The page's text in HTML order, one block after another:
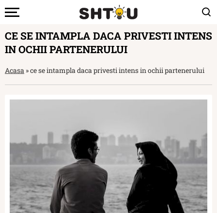
CE SE INTAMPLA DACA PRIVESTI INTENS
IN OCHII PARTENERULUI
Acasa »ce se intampla daca privesti intens in ochii partenerului